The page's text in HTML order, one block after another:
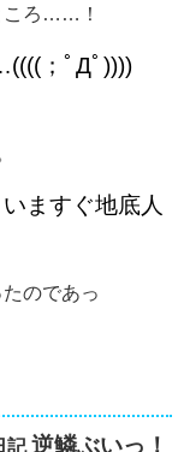
ころ……！
；ﾟДﾟ))))
ますぐ地底人
のであっ
記逆鱗ぶいっ！